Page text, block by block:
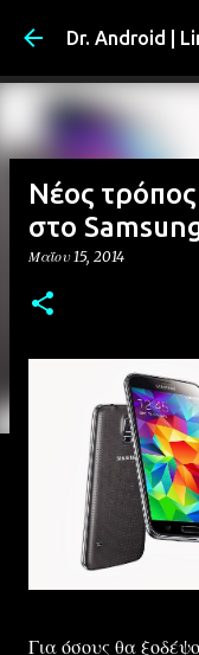
Dr. Android |
Νέος
στο
Μαΐου 15, 2014
Για όσους θα